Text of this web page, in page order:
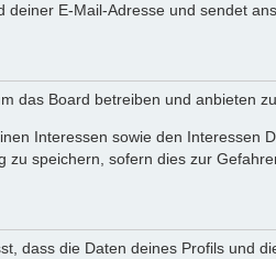
E-Mail-Adresse und sendet
das Board betreiben und anbieten
Interessen sowie den Interessen
speichern, sofern dies zur
dass die Daten deines Profils und